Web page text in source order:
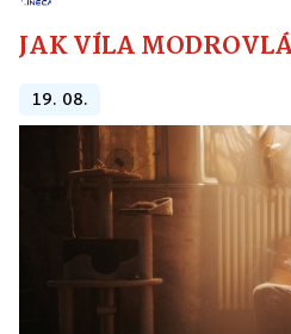
JAK VÍLA
19. 08.